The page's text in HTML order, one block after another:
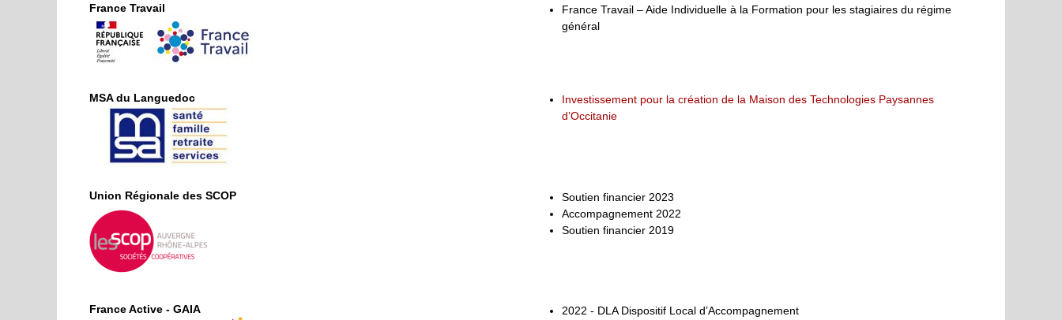
France Travail
France Travail – Aide Individuelle à la Formation pour les stagiaires du régime
général
MSA du Languedoc
Investissement pour la création de la Maison des Technologies Paysannes
d’Occitanie
Union Régionale des SCOP
Soutien financier 2023
Accompagnement 2022
Soutien financier 2019
France Active - GAIA 2022 - DLA Dispositif Local d’Accompagnement